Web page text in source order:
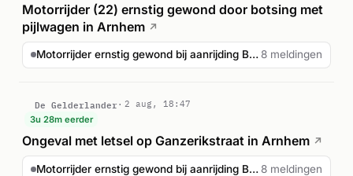
Motorrijder (22) ernstig gewond door botsing met
pijlwagen in Arnhem ↗
Motorrijder ernstig gewond bij aanrijding Batavierenweg A... 8 meldingen
De Gelderlander
2 aug, 18:47
3u 28m eerder
Ongeval met letsel op Ganzerikstraat in Arnhem ↗
Motorrijder ernstig gewond bij aanrijding Batavierenweg A... 8 meldingen